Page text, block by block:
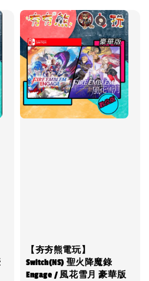
【夯夯熊電玩】
Switch(NS) 聖火降魔錄
Engage / 風花雪月 豪華版